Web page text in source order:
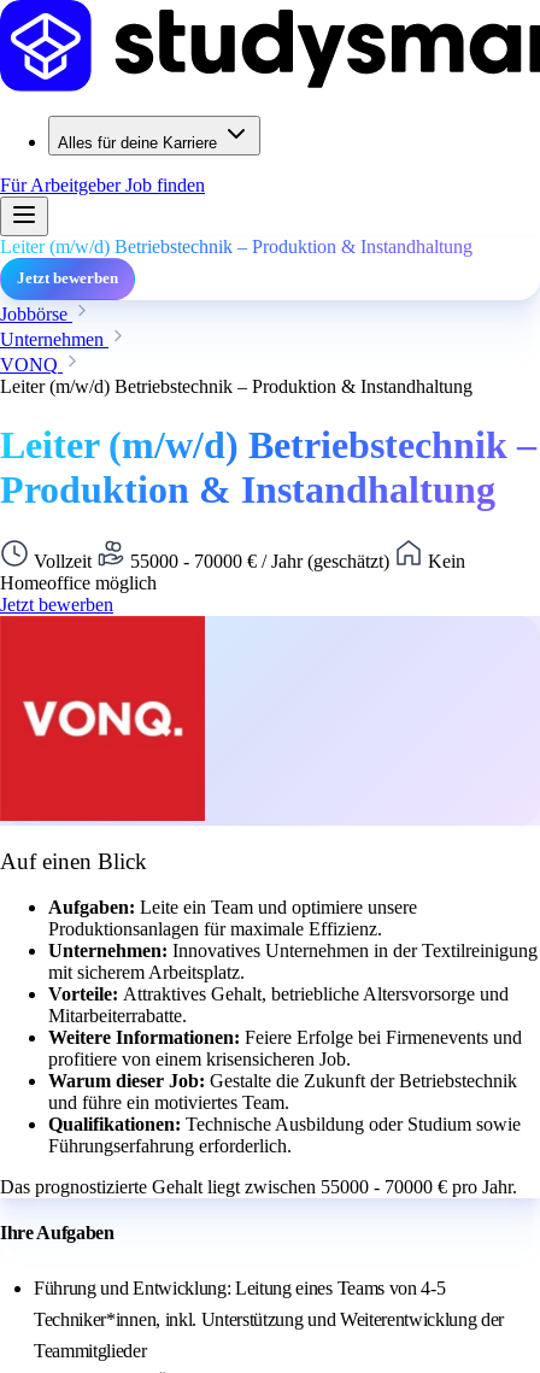
Alles für deine Karriere
Für ArbeitgeberJob finden
Leiter (m/w/d) Betriebstechnik – Produktion & Instandhaltung
Jetzt bewerben
Jobbörse
Unternehmen
VONQ
Leiter (m/w/d) Betriebstechnik – Produktion & Instandhaltung
Leiter (m/w/d) Betriebstechnik –
Produktion & Instandhaltung
Vollzeit 55000 - 70000 € / Jahr (geschätzt)
Kein
Homeoffice möglich
Jetzt bewerben
Auf einen Blick
Aufgaben: Leite ein Team und optimiere unsere
Produktionsanlagen für maximale Effizienz.
Unternehmen: Innovatives Unternehmen in der Textilreinigung
mit sicherem Arbeitsplatz.
Vorteile: Attraktives Gehalt, betriebliche Altersvorsorge und
Mitarbeiterrabatte.
Weitere Informationen: Feiere Erfolge bei Firmenevents und
profitiere von einem krisensicheren Job.
Warum dieser Job: Gestalte die Zukunft der Betriebstechnik
und führe ein motiviertes Team.
Qualifikationen: Technische Ausbildung oder Studium sowie
Führungserfahrung erforderlich.
Das prognostizierte Gehalt liegt zwischen 55000 - 70000 € pro Jahr.
Ihre Aufgaben
Führung und Entwicklung: Leitung eines Teams von 4-5
Techniker*innen, inkl. Unterstützung und Weiterentwicklung der
Teammitglieder